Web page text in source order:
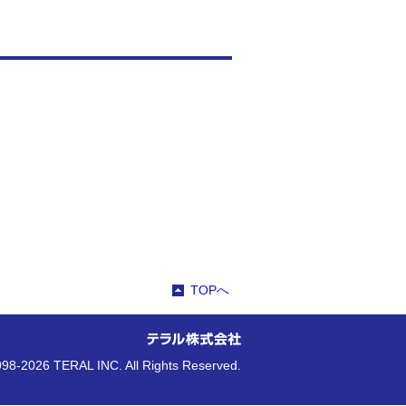
TOPへ
2026 TERAL INC. All Rights Reserved.